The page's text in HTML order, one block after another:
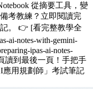
從摘要工具，變
考教練？立即閱讀完
。 👉 [看完整教學全
ai-notes-with-gemini-
ipas-ai-notes-
讀到最後一頁！手把手
應用規劃師」考試筆記